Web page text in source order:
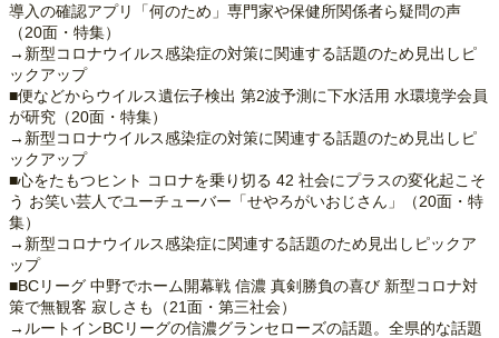
導入の確認アプリ「何のため」専門家や保健所関係者ら疑問の声
（20面・特集）
→新型コロナウイルス感染症の対策に関連する話題のため見出しピ
ックアップ
■便などからウイルス遺伝子検出 第2波予測に下水活用 水環境学会員
が研究（20面・特集）
→新型コロナウイルス感染症の対策に関連する話題のため見出しピ
ックアップ
■心をたもつヒント コロナを乗り切る 42 社会にプラスの変化起こそ
う お笑い芸人でユーチューバー「せやろがいおじさん」（20面・特
集）
→新型コロナウイルス感染症に関連する話題のため見出しピックア
ップ
■BCリーグ 中野でホーム開幕戦 信濃 真剣勝負の喜び 新型コロナ対
策で無観客 寂しさも（21面・第三社会）
→ルートインBCリーグの信濃グランセローズの話題。全県的な話題